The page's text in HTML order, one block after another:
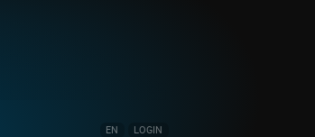
EN LOGIN